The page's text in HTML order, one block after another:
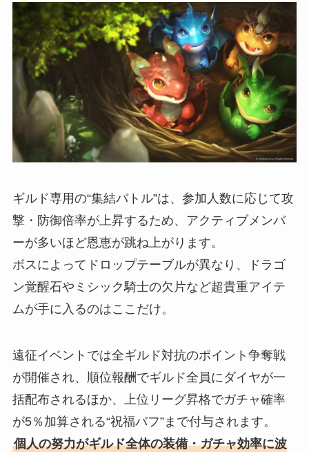
ギルド専用の“集結バトル”は、参加人数に応じて攻
撃・防御倍率が上昇するため、アクティブメンバ
ーが多いほど恩恵が跳ね上がります。
ボスによってドロップテーブルが異なり、ドラゴ
ン覚醒石やミシック騎士の欠片など超貴重アイテ
ムが手に入るのはここだけ。
遠征イベントでは全ギルド対抗のポイント争奪戦
が開催され、順位報酬でギルド全員にダイヤが一
括配布されるほか、上位リーグ昇格でガチャ確率
が5％加算される“祝福バフ”まで付与されます。
個人の努力がギルド全体の装備・ガチャ効率に波